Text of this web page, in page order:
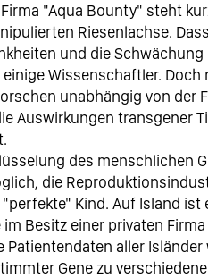
"Aqua Bounty" steht
Riesenlachse.
und die
Wissenschaftler.
unabhängig von der
Auswirkungen transgener
des menschlichen
die
Kind. Auf Island ist
Besitz einer privaten
Patientendaten aller
Gene zu